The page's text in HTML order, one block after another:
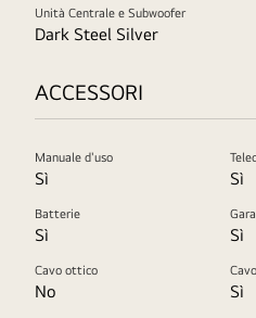
Unità Centrale e Subwoofer
Dark Steel Silver
ACCESSORI
Manuale d'uso
Sì Sì
Batterie
Sì Sì
Cavo ottico
No Sì